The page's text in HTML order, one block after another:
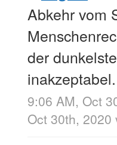
Abkehr vom
der
inakzeptabel.
9:06 AM, Oct
Oct 30th, 2020